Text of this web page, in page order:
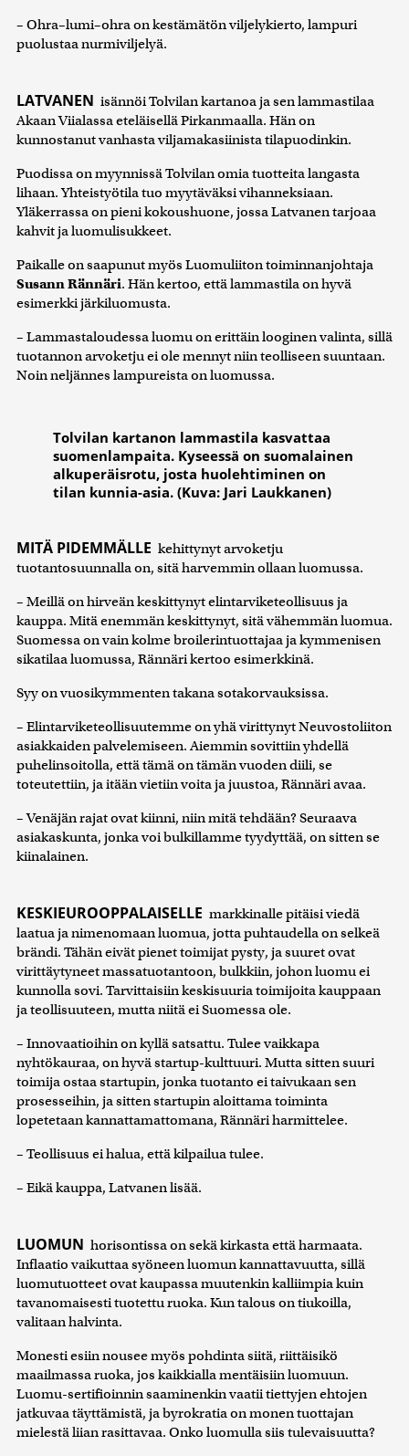
– Ohra–lumi–ohra on kestämätön viljelykierto, lampuri
puolustaa nurmiviljelyä.
LATVANEN isännöi Tolvilan kartanoa ja sen lammastilaa
Akaan Viialassa eteläisellä Pirkanmaalla. Hän on
kunnostanut vanhasta viljamakasiinista tilapuodinkin.
Puodissa on myynnissä Tolvilan omia tuotteita langasta
lihaan. Yhteistyötila tuo myytäväksi vihanneksiaan.
Yläkerrassa on pieni kokoushuone, jossa Latvanen tarjoaa
kahvit ja luomulisukkeet.
Paikalle on saapunut myös Luomuliiton toiminnanjohtaja
Susann Rännäri. Hän kertoo, että lammastila on hyvä
esimerkki järkiluomusta.
– Lammastaloudessa luomu on erittäin looginen valinta, sillä
tuotannon arvoketju ei ole mennyt niin teolliseen suuntaan.
Noin neljännes lampureista on luomussa.
Tolvilan kartanon lammastila kasvattaa
suomenlampaita. Kyseessä on suomalainen
alkuperäisrotu, josta huolehtiminen on
tilan kunnia-asia. (Kuva: Jari Laukkanen)
MITÄ PIDEMMÄLLE kehittynyt arvoketju
tuotantosuunnalla on, sitä harvemmin ollaan luomussa.
– Meillä on hirveän keskittynyt elintarviketeollisuus ja
kauppa. Mitä enemmän keskittynyt, sitä vähemmän luomua.
Suomessa on vain kolme broilerintuottajaa ja kymmenisen
sikatilaa luomussa, Rännäri kertoo esimerkkinä.
Syy on vuosikymmenten takana sotakorvauksissa.
– Elintarviketeollisuutemme on yhä virittynyt Neuvostoliiton
asiakkaiden palvelemiseen. Aiemmin sovittiin yhdellä
puhelinsoitolla, että tämä on tämän vuoden diili, se
toteutettiin, ja itään vietiin voita ja juustoa, Rännäri avaa.
– Venäjän rajat ovat kiinni, niin mitä tehdään? Seuraava
asiakaskunta, jonka voi bulkillamme tyydyttää, on sitten se
kiinalainen.
KESKIEUROOPPALAISELLE markkinalle pitäisi viedä
laatua ja nimenomaan luomua, jotta puhtaudella on selkeä
brändi. Tähän eivät pienet toimijat pysty, ja suuret ovat
virittäytyneet massatuotantoon, bulkkiin, johon luomu ei
kunnolla sovi. Tarvittaisiin keskisuuria toimijoita kauppaan
ja teollisuuteen, mutta niitä ei Suomessa ole.
– Innovaatioihin on kyllä satsattu. Tulee vaikkapa
nyhtökauraa, on hyvä startup-kulttuuri. Mutta sitten suuri
toimija ostaa startupin, jonka tuotanto ei taivukaan sen
prosesseihin, ja sitten startupin aloittama toiminta
lopetetaan kannattamattomana, Rännäri harmittelee.
– Teollisuus ei halua, että kilpailua tulee.
– Eikä kauppa, Latvanen lisää.
LUOMUN horisontissa on sekä kirkasta että harmaata.
Inflaatio vaikuttaa syöneen luomun kannattavuutta, sillä
luomutuotteet ovat kaupassa muutenkin kalliimpia kuin
tavanomaisesti tuotettu ruoka. Kun talous on tiukoilla,
valitaan halvinta.
Monesti esiin nousee myös pohdinta siitä, riittäisikö
maailmassa ruoka, jos kaikkialla mentäisiin luomuun.
Luomu-sertifioinnin saaminenkin vaatii tiettyjen ehtojen
jatkuvaa täyttämistä, ja byrokratia on monen tuottajan
mielestä liian rasittavaa. Onko luomulla siis tulevaisuutta?